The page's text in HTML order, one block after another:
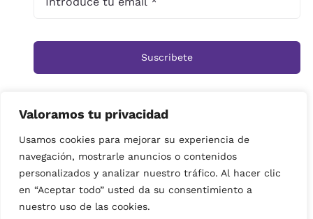
Valoramos tu privacidad
Usamos cookies para mejorar su experiencia de
navegación, mostrarle anuncios o contenidos
personalizados y analizar nuestro tráfico. Al hacer clic
en “Aceptar todo” usted da su consentimiento a
nuestro uso de las cookies.
Suscribete
Inicio Tienda Ramos Rosas
Centros
Cestas
Arreglos Funerarios
Contacto
Política de privacidad
© Copyright 2019 | imagenes propiedad de Floristeria
Miramar| Derechos reservados|